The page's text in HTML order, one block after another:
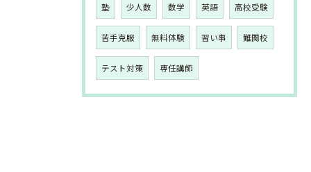
塾 少人数 数学 英語 高校受験
苦手克服 無料体験 習い事 難関校
テスト対策 専任講師